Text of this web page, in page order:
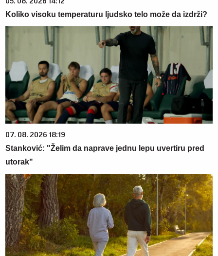
Koliko visoku temperaturu ljudsko telo može da izdrži?
07. 08. 2026 18:19
Stanković: "Želim da naprave jednu lepu uvertiru pred
utorak"